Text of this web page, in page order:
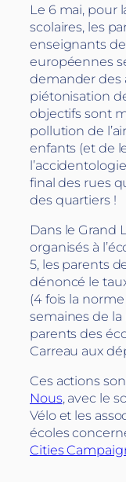
Le 6 mai, pour
scolaires, les
enseignants
européennes
demander des
piétonisation
objectifs sont
pollution de
enfants (et de
final des rues
des quartiers !
Dans le Grand
organisés à
5, les parents
dénoncé le
(4 fois la
semaines de
parents des
Carreau aux
Ces actions
Nous, avec le
Vélo et les
écoles
Cities